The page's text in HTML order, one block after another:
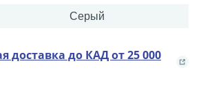
Серый
доставка до КАД от 25 000